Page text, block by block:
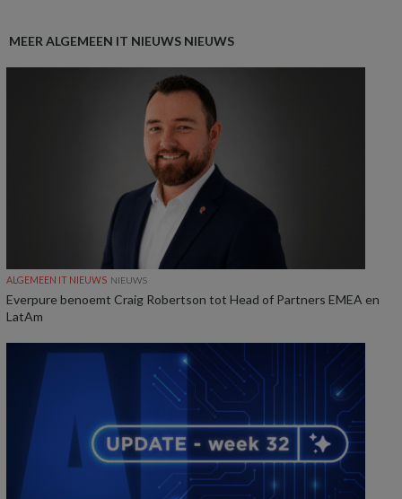
MEER ALGEMEEN IT NIEUWS NIEUWS
ALGEMEEN IT NIEUWS NIEUWS
Everpure benoemt Craig Robertson tot Head of Partners EMEA en
LatAm